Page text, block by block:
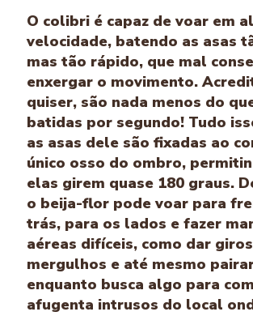
O colibri é capaz de voar em
velocidade, batendo as asas
mas tão rápido, que mal
enxergar o movimento.
quiser, são nada menos do
batidas por segundo! Tudo
as asas dele são fixadas ao
único osso do ombro,
elas girem quase 180 graus.
o beija-flor pode voar para
trás, para os lados e fazer
aéreas difíceis, como dar
mergulhos e até mesmo
enquanto busca algo para
afugenta intrusos do local